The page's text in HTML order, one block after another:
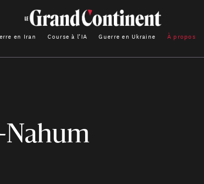
en Iran Course à l’IA Guerre en Ukraine À propos
Nahum